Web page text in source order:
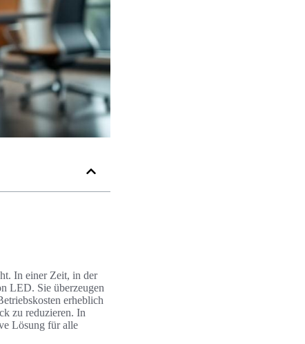
In einer Zeit, in der
LED. Sie überzeugen
erheblich
zu reduzieren. In
Lösung für alle